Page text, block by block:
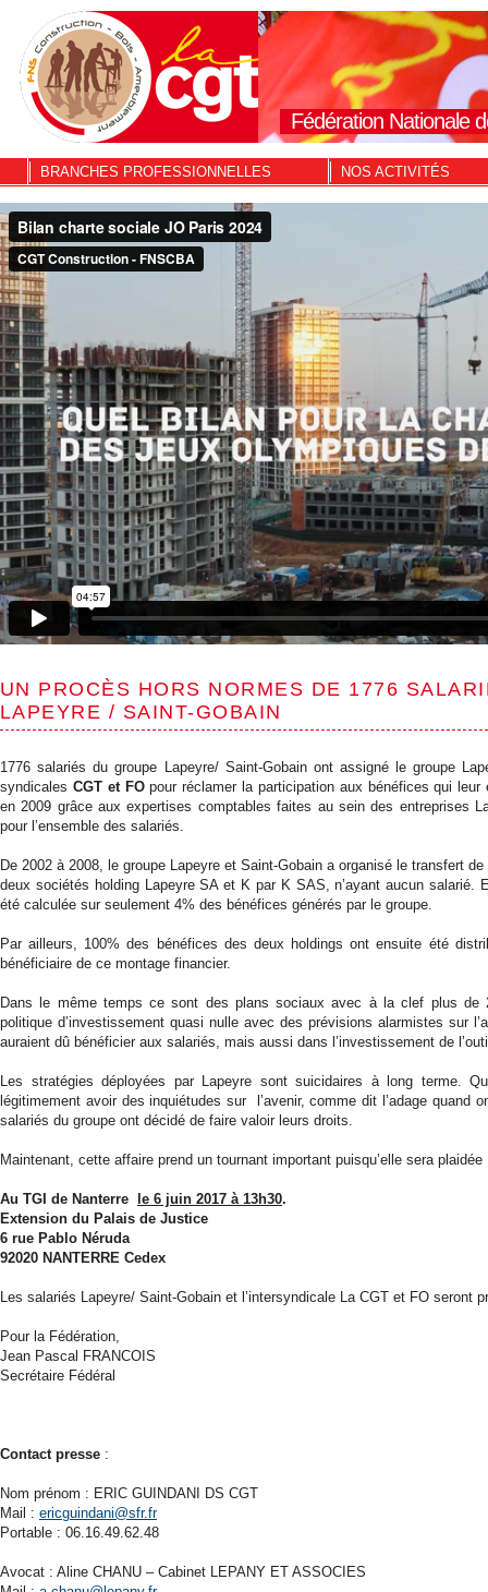
Fédération Nationale
BRANCHES PROFESSIONNELLES NOS ACTIVITÉS
UN PROCÈS HORS NORMES DE 1776
LAPEYRE / SAINT-GOBAIN
1776 salariés du groupe Lapeyre/ Saint-Gobain ont assigné le groupe
syndicales CGT et FOpour réclamer la participation aux bénéfices qui
en 2009 grâce aux expertises comptables faites au sein des entreprises
pour l’ensemble des salariés.
De 2002 à 2008, le groupe Lapeyre et Saint-Gobain a organisé le transfert
deux sociétés holding Lapeyre SA et K par K SAS, n’ayant aucun salarié.
été calculée sur seulement 4% des bénéfices générés par le groupe.
Par ailleurs, 100% des bénéfices des deux holdings ont ensuite été
bénéficiaire de ce montage financier.
Dans le même temps ce sont des plans sociaux avec à la clef plus de
politique d’investissement quasi nulle avec des prévisions alarmistes sur
auraient dû bénéficier aux salariés, mais aussi dans l’investissement de
Les stratégies déployées par Lapeyre sont suicidaires à long terme.
légitimement avoir des inquiétudes sur l’avenir, comme dit l’adage quand
salariés du groupe ont décidé de faire valoir leurs droits.
Maintenant, cette affaire prend un tournant important puisqu’elle sera plaidée
Au TGI de Nanterre le 6 juin 2017 à 13h30.
Extension du Palais de Justice
6 rue Pablo Néruda
92020 NANTERRE Cedex
Les salariés Lapeyre/ Saint-Gobain et l’intersyndicale La CGT et FO seront
Pour la Fédération,
Jean Pascal FRANCOIS
Secrétaire Fédéral
Contact presse :
Nom prénom : ERIC GUINDANI DS CGT
Mail : ericguindani@sfr.fr
Portable : 06.16.49.62.48
Avocat : Aline CHANU – Cabinet LEPANY ET ASSOCIES